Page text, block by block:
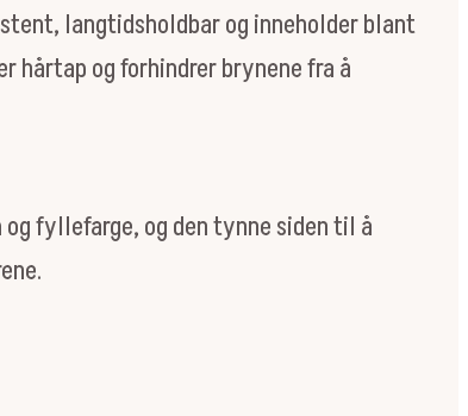
langtidsholdbar og inneholder blant
hårtap og forhindrer brynene fra å
fyllefarge, og den tynne siden til å